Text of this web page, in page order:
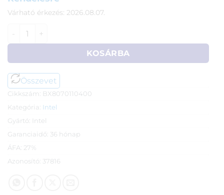
Várható érkezés: 2026.08.07.
KOSÁRBA
Összevet
Cikkszám: BX8070110400
Kategória: Intel
Gyártó:
Intel
Garanciaidő: 36 hónap
ÁFA: 27%
Azonosító: 37816